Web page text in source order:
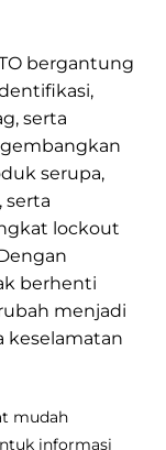
bergantung
serta
serupa,
serta
lockout
berhenti
menjadi
keselamatan
mudah
informasi